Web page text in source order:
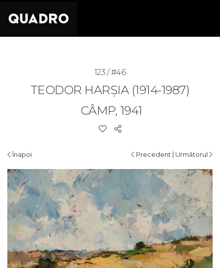
123 / #46
TEODOR HARȘIA (1914-1987)
CÂMP, 1941
Înapoi Precedent | Următorul